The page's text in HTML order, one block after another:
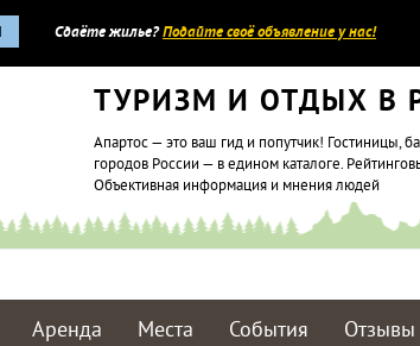
Сдаёте жилье?Подайте своё объявление у нас!
ТУРИЗМ И ОТДЫХ В
Апартос — это ваш гид и попутчик! Гостиницы,
городов России — в едином каталоге.
Объективная информация и мнения людей
Аренда Места События Отзывы